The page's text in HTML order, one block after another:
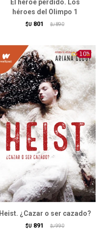
El héroe perdido. Los
héroes del Olimpo 1
$U 801 $U 890
Heist. ¿Cazar o ser cazado?
$U 891 $U 990